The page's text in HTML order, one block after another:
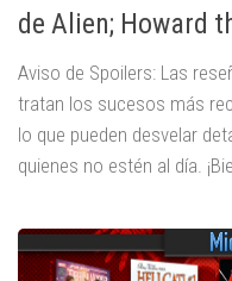
de Alien; Howard
Aviso de Spoilers: Las
tratan los sucesos más
lo que pueden desvelar
quienes no estén al día.